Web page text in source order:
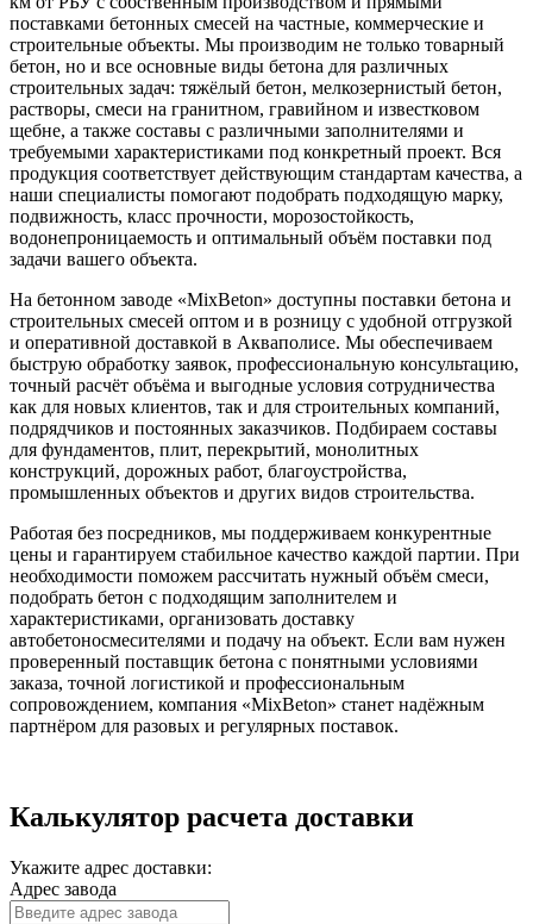
поставками бетонных смесей на частные, коммерческие и
строительные объекты. Мы производим не только товарный
бетон, но и все основные виды бетона для различных
строительных задач: тяжёлый бетон, мелкозернистый бетон,
растворы, смеси на гранитном, гравийном и известковом
щебне, а также составы с различными заполнителями и
требуемыми характеристиками под конкретный проект. Вся
продукция соответствует действующим стандартам качества, а
наши специалисты помогают подобрать подходящую марку,
подвижность, класс прочности, морозостойкость,
водонепроницаемость и оптимальный объём поставки под
задачи вашего объекта.
На бетонном заводе «MixBeton» доступны поставки бетона и
строительных смесей оптом и в розницу с удобной отгрузкой
и оперативной доставкой в Акваполисе. Мы обеспечиваем
быструю обработку заявок, профессиональную консультацию,
точный расчёт объёма и выгодные условия сотрудничества
как для новых клиентов, так и для строительных компаний,
подрядчиков и постоянных заказчиков. Подбираем составы
для фундаментов, плит, перекрытий, монолитных
конструкций, дорожных работ, благоустройства,
промышленных объектов и других видов строительства.
Работая без посредников, мы поддерживаем конкурентные
цены и гарантируем стабильное качество каждой партии. При
необходимости поможем рассчитать нужный объём смеси,
подобрать бетон с подходящим заполнителем и
характеристиками, организовать доставку
автобетоносмесителями и подачу на объект. Если вам нужен
проверенный поставщик бетона с понятными условиями
заказа, точной логистикой и профессиональным
сопровождением, компания «MixBeton» станет надёжным
партнёром для разовых и регулярных поставок.
Калькулятор расчета доставки
Укажите адрес доставки:
Адрес завода